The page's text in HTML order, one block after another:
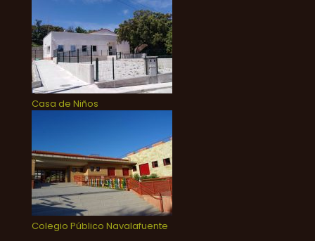
Casa de Niños
Colegio Público Navalafuente